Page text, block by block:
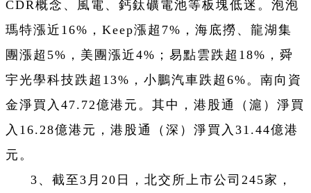
CDR概念、風電、鈣鈦礦電池等板塊低迷。泡泡
瑪特漲近16%，Keep漲超7%，海底撈、龍湖集
團漲超5%，美團漲近4%；易點雲跌超18%，舜
宇光學科技跌超13%，小鵬汽車跌超6%。南向資
金淨買入47.72億港元。其中，港股通（滬）淨買
入16.28億港元，港股通（深）淨買入31.44億港
元。
3、截至3月20日，北交所上市公司245家，